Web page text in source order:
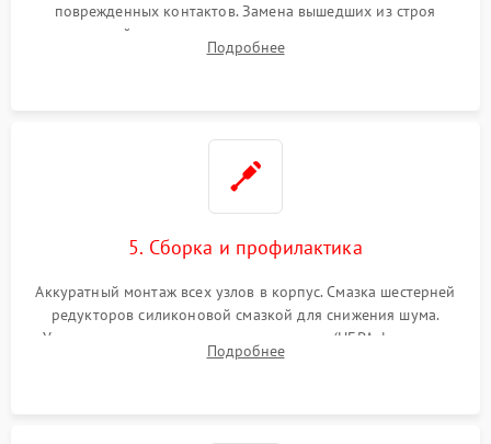
поврежденных контактов. Замена вышедших из строя
двигателей, изношенного аккумулятора, неисправного
лидара или помпы подачи воды. Восстановление шлейфов и
Подробнее
5. Сборка и профилактика
Аккуратный монтаж всех узлов в корпус. Смазка шестерней
редукторов силиконовой смазкой для снижения шума.
Установка новых расходных материалов (HEPA-фильтров,
микрофибры, щеток). Надежная фиксация разъемов и
Подробнее